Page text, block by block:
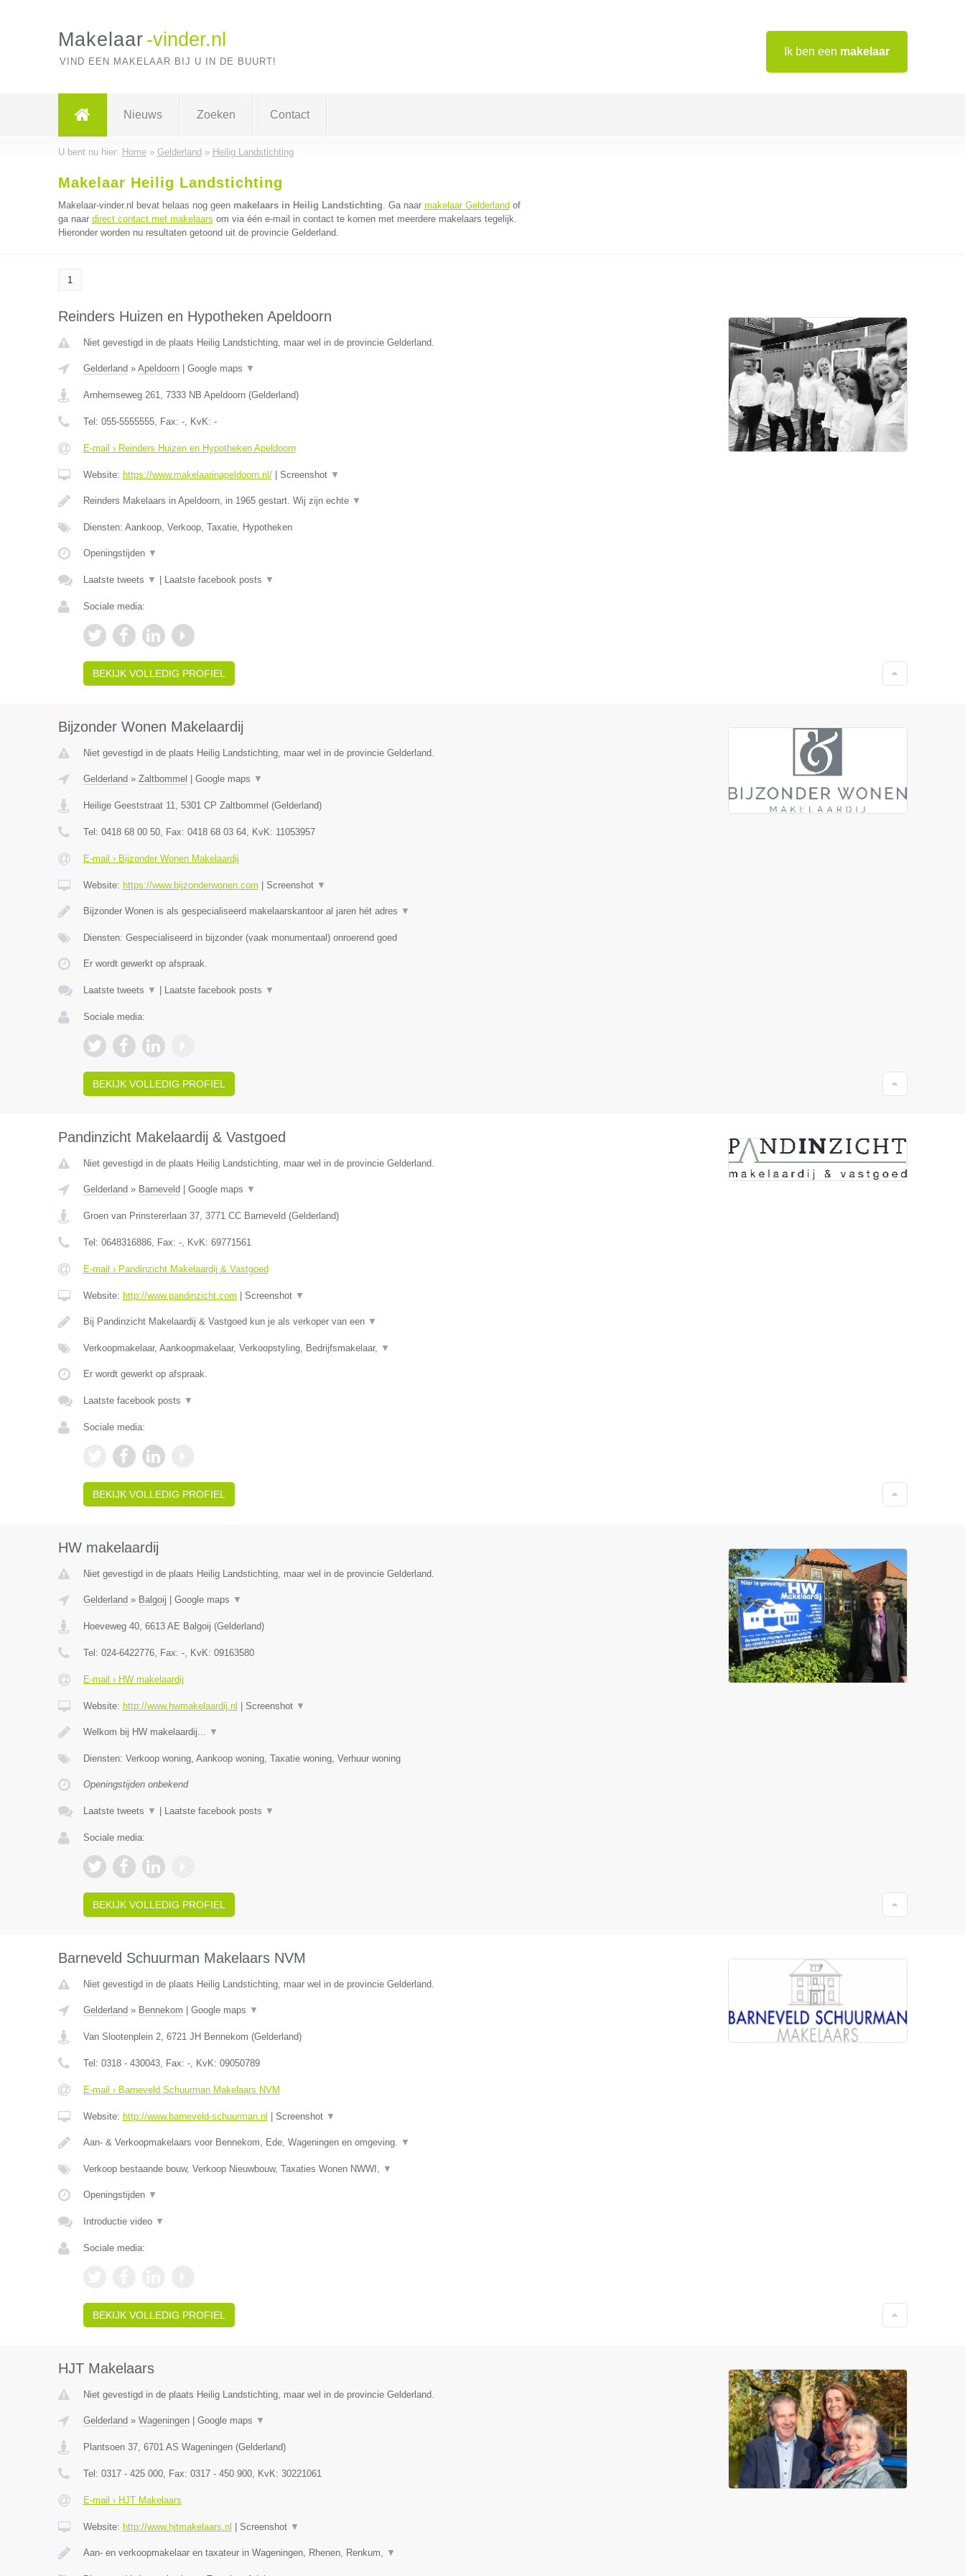
Ik ben een makelaar
Makelaar -vinder.nl
VIND EEN MAKELAAR BIJ U IN DE BUURT!
Nieuws Zoeken Contact
U bent nu hier: Home» Gelderland » Heilig Landstichting
Makelaar Heilig Landstichting
Makelaar-vinder.nl bevat helaas nog geen makelaars in Heilig Landstichting. Ga naar makelaar Gelderland of
ga naar direct contact met makelaars om via één e-mail in contact te komen met meerdere makelaars tegelijk.
Hieronder worden nu resultaten getoond uit de provincie Gelderland.
1
Reinders Huizen en Hypotheken Apeldoorn
Niet gevestigd in de plaats Heilig Landstichting, maar wel in de provincie Gelderland.
Gelderland » Apeldoorn| Google maps ▼
Arnhemseweg 261, 7333 NB Apeldoorn(Gelderland)
Tel: 055-5555555, Fax: -, KvK: -
E-mail › Reinders Huizen en Hypotheken Apeldoorn
Website: https://www.makelaarinapeldoorn.nl/| Screenshot ▼
Reinders Makelaars in Apeldoorn, in 1965 gestart. Wij zijn echte ▼
Diensten: Aankoop, Verkoop, Taxatie, Hypotheken
Openingstijden ▼
Laatste tweets ▼ Laatste facebook posts ▼
Sociale media:
BEKIJK VOLLEDIG PROFIEL
Bijzonder Wonen Makelaardij
Niet gevestigd in de plaats Heilig Landstichting, maar wel in de provincie Gelderland.
Gelderland » Zaltbommel Google maps ▼
Heilige Geeststraat 11, 5301 CP Zaltbommel (Gelderland)
Tel: 0418 68 00 50, Fax: 0418 68 03 64, KvK: 11053957
E-mail › Bijzonder Wonen Makelaardij
Website: https://www.bijzonderwonen.com Screenshot ▼
Bijzonder Wonen is als gespecialiseerd makelaarskantoor al jaren hét adres ▼
Diensten: Gespecialiseerd in bijzonder (vaak monumentaal) onroerend goed
Er wordt gewerkt op afspraak.
Laatste tweets ▼ Laatste facebook posts ▼
Sociale media:
BEKIJK VOLLEDIG PROFIEL
Pandinzicht Makelaardij & Vastgoed
Niet gevestigd in de plaats Heilig Landstichting, maar wel in de provincie Gelderland.
Gelderland » Barneveld Google maps ▼
Groen van Prinstererlaan 37, 3771 CC Barneveld (Gelderland)
Tel: 0648316886, Fax: -, KvK: 69771561
E-mail › Pandinzicht Makelaardij & Vastgoed
Website: http://www.pandinzicht.com Screenshot ▼
Bij Pandinzicht Makelaardij & Vastgoed kun je als verkoper van een ▼
Verkoopmakelaar, Aankoopmakelaar, Verkoopstyling, Bedrijfsmakelaar, ▼
Er wordt gewerkt op afspraak.
Laatste facebook posts ▼
Sociale media:
BEKIJK VOLLEDIG PROFIEL
HW makelaardij
Niet gevestigd in de plaats Heilig Landstichting, maar wel in de provincie Gelderland.
Gelderland » Balgoij Google maps ▼
Hoeveweg 40, 6613 AE Balgoij (Gelderland)
Tel: 024-6422776, Fax: -, KvK: 09163580
E-mail › HW makelaardij
Website: http://www.hwmakelaardij.nl Screenshot ▼
Welkom bij HW makelaardij... ▼
Diensten: Verkoop woning, Aankoop woning, Taxatie woning, Verhuur woning
Openingstijden onbekend
Laatste tweets ▼ Laatste facebook posts ▼
Sociale media:
BEKIJK VOLLEDIG PROFIEL
Barneveld Schuurman Makelaars NVM
Niet gevestigd in de plaats Heilig Landstichting, maar wel in de provincie Gelderland.
Gelderland » Bennekom Google maps ▼
Van Slootenplein 2, 6721 JH Bennekom (Gelderland)
Tel: 0318 - 430043, Fax: -, KvK: 09050789
E-mail › Barneveld Schuurman Makelaars NVM
Website: http://www.barneveld-schuurman.nl Screenshot ▼
Aan- & Verkoopmakelaars voor Bennekom, Ede, Wageningen en omgeving. ▼
Verkoop bestaande bouw, Verkoop Nieuwbouw, Taxaties Wonen NWWI, ▼
Openingstijden ▼
Introductie video ▼
Sociale media:
BEKIJK VOLLEDIG PROFIEL
HJT Makelaars
Niet gevestigd in de plaats Heilig Landstichting, maar wel in de provincie Gelderland.
Gelderland » Wageningen| Google maps ▼
Plantsoen 37, 6701 AS Wageningen(Gelderland)
Tel: 0317 - 425 000, Fax: 0317 - 450 900, KvK: 30221061
E-mail › HJT Makelaars
Website: http://www.hjtmakelaars.nl Screenshot ▼
Aan- en verkoopmakelaar en taxateur in Wageningen, Rhenen, Renkum, ▼